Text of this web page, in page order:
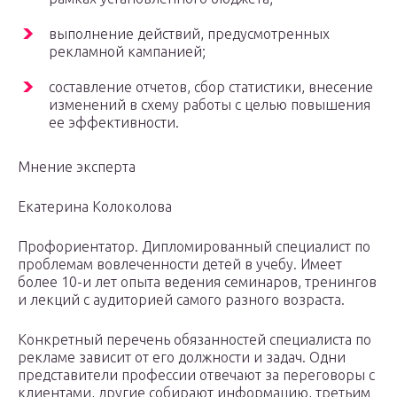
выполнение действий, предусмотренных
рекламной кампанией;
составление отчетов, сбор статистики, внесение
изменений в схему работы с целью повышения
ее эффективности.
Мнение эксперта
Екатерина Колоколова
Профориентатор. Дипломированный специалист по
проблемам вовлеченности детей в учебу. Имеет
более 10-и лет опыта ведения семинаров, тренингов
и лекций с аудиторией самого разного возраста.
Конкретный перечень обязанностей специалиста по
рекламе зависит от его должности и задач. Одни
представители профессии отвечают за переговоры с
клиентами, другие собирают информацию, третьим